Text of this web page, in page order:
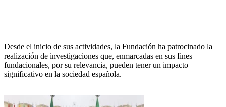
Desde el inicio de sus actividades, la Fundación ha patrocinado la
realización de investigaciones que, enmarcadas en sus fines
fundacionales, por su relevancia, pueden tener un impacto
significativo en la sociedad española.